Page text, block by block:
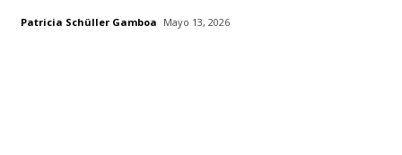
Patricia Schüller Gamboa Mayo 13, 2026